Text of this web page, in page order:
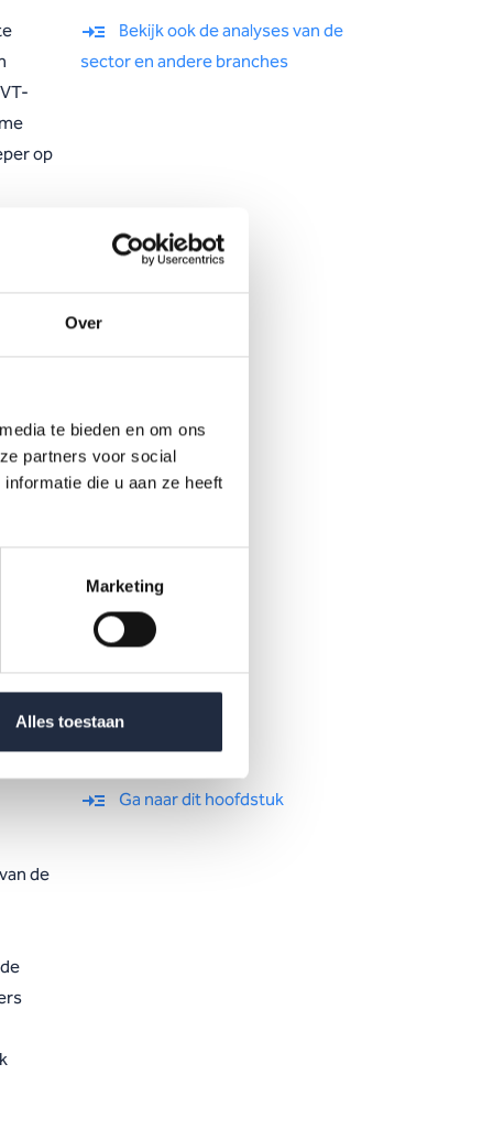
Over
te bieden en om ons
partners voor social
die u aan ze heeft
Marketing
Alles toestaan
op
Bekijk ook de analyses van de
sector en andere branches
de
Ga naar dit hoofdstuk